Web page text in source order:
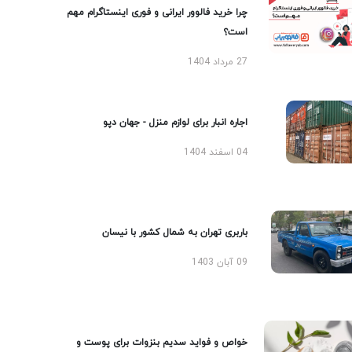
چرا خرید فالوور ایرانی و فوری اینستاگرام مهم
است؟
27 مرداد 1404
اجاره انبار برای لوازم منزل - جهان دپو
04 اسفند 1404
باربری تهران به شمال کشور با نیسان
09 آبان 1403
خواص و فواید سدیم بنزوات برای پوست و